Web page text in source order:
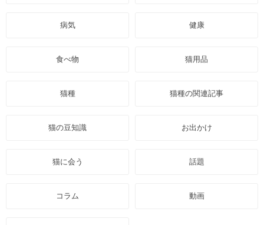
病気 健康
食べ物 猫用品
猫種 猫種の関連記事
猫の豆知識 お出かけ
猫に会う 話題
コラム 動画